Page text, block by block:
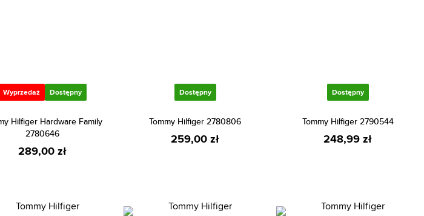
Wyprzedaż Dostępny
Hilfiger Hardware Family
2780646
289,00 zł
Dostępny
Tommy Hilfiger 2780806
259,00 zł
Dostępny
Tommy Hilfiger 2790544
248,99 zł